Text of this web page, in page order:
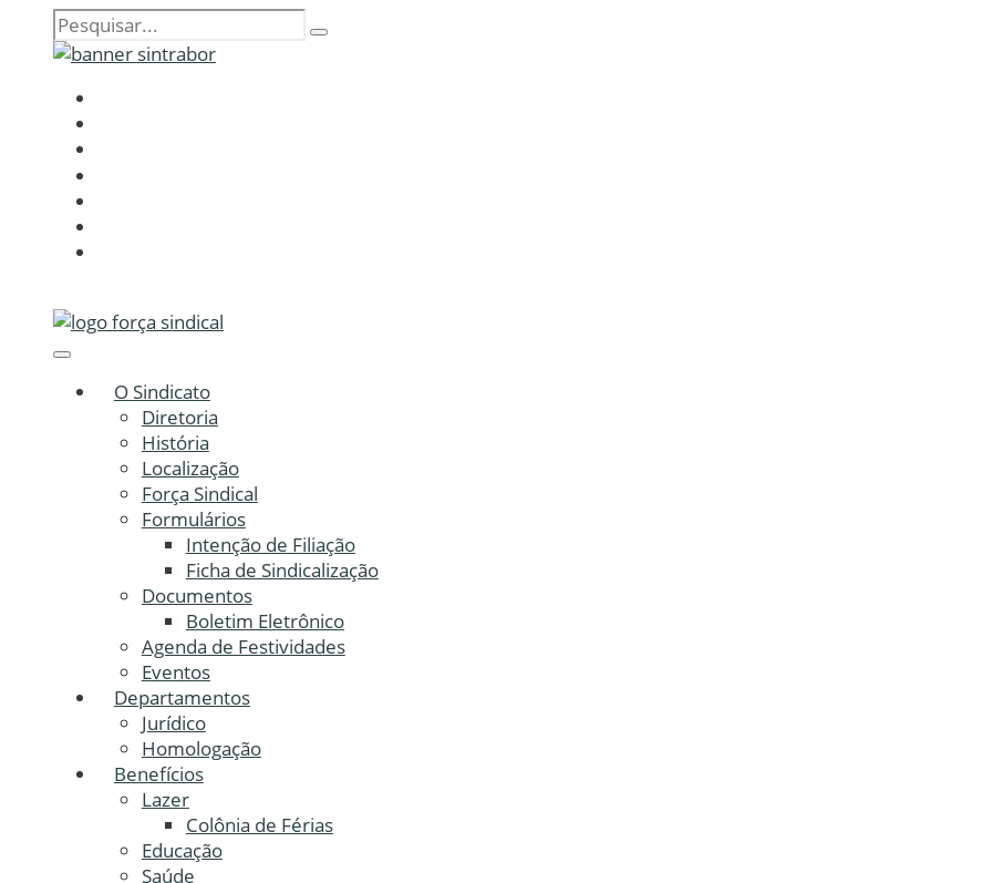
O Sindicato
Diretoria
História
Localização
Força Sindical
Formulários
Intenção de Filiação
Ficha de Sindicalização
Documentos
Boletim Eletrônico
Agenda de Festividades
Eventos
Departamentos
Jurídico
Homologação
Benefícios
Lazer
Colônia de Férias
Educação
Saúde